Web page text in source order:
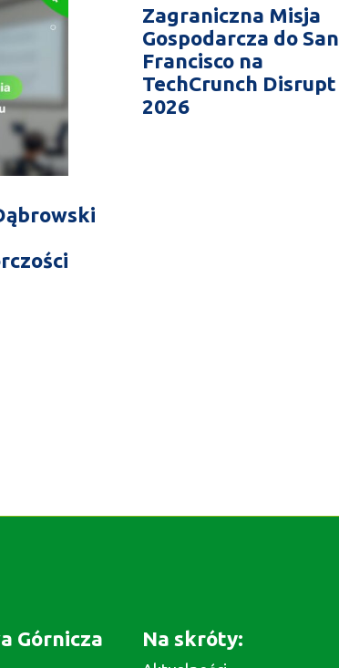
Zagraniczna Misja
Gospodarcza do San
Francisco na
TechCrunch Disrupt
2026
Górnicza Na skróty: